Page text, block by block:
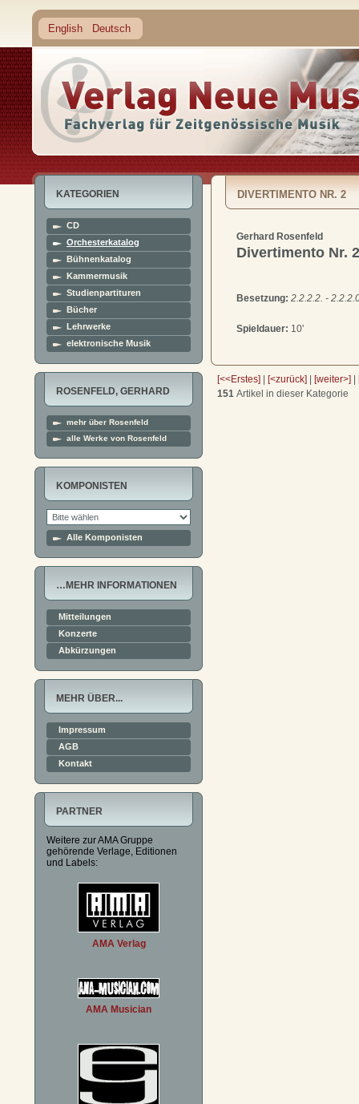
English Deutsch
KATEGORIEN
CD
Orchesterkatalog
Bühnenkatalog
Kammermusik
Studienpartituren
Bücher
Lehrwerke
elektronische Musik
ROSENFELD, GERHARD
mehr über Rosenfeld
alle Werke von Rosenfeld
KOMPONISTEN
Alle Komponisten
…MEHR INFORMATIONEN
Mitteilungen
Konzerte
Abkürzungen
MEHR ÜBER...
Impressum
AGB
Kontakt
PARTNER
Weitere zur AMA Gruppe
gehörende Verlage, Editionen
und Labels:
AMA Verlag
AMA Musician
DIVERTIMENTO NR. 2
Gerhard Rosenfeld
Divertimento Nr. 2
Besetzung: 2.2.2.2. -
Spieldauer: 10'
[<<Erstes] | [<zurück] | [weiter>] |
151 Artikel in dieser Kategorie